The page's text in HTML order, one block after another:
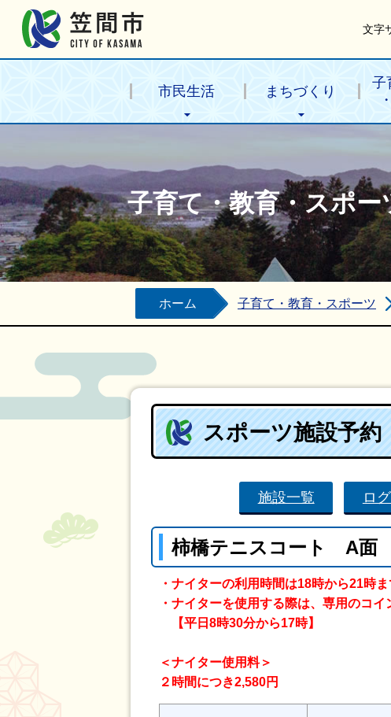
文字
市民生活 まちづくり
子
子育て・教育・スポー
ホーム 子育て・教育・スポーツ
スポーツ施設予約
施設一覧 ロ
柿橋テニスコート A面
・ナイターの利用時間は18時から21時ま
・ナイターを使用する際は、専用のコ
【平日8時30分から17時】
＜ナイター使用料＞
２時間につき2,580円